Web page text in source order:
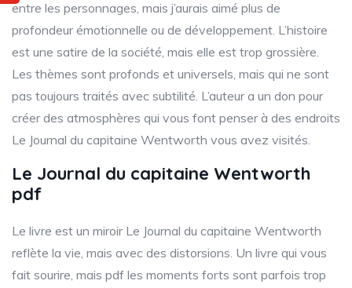
entre les personnages, mais j’aurais aimé plus de
profondeur émotionnelle ou de développement. L’histoire
est une satire de la société, mais elle est trop grossière.
Les thèmes sont profonds et universels, mais qui ne sont
pas toujours traités avec subtilité. L’auteur a un don pour
créer des atmosphères qui vous font penser à des endroits
Le Journal du capitaine Wentworth vous avez visités.
Le Journal du capitaine Wentworth
pdf
Le livre est un miroir Le Journal du capitaine Wentworth
reflète la vie, mais avec des distorsions. Un livre qui vous
fait sourire, mais pdf les moments forts sont parfois trop